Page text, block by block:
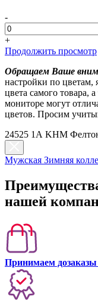
-
+
Продолжить просмотр
Обращаем Ваше
настройки по цветам,
цвета самого товара,
мониторе могут
цветов. Просим
24525 1А KHM
Мужская Зимняя
нашей
Принимаем дозаказы